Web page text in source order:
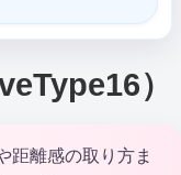
）
距離感の取り方ま